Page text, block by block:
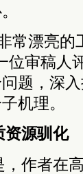
常漂亮
位审稿人
题，深
机理。
资源驯化
，作者在